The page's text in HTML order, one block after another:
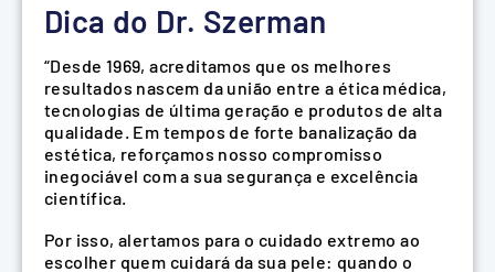
Dica do Dr. Szerman
“Desde 1969, acreditamos que os melhores
resultados nascem da união entre a ética médica,
tecnologias de última geração e produtos de alta
qualidade. Em tempos de forte banalização da
estética, reforçamos nosso compromisso
inegociável com a sua segurança e excelência
científica.
Por isso, alertamos para o cuidado extremo ao
escolher quem cuidará da sua pele: quando o